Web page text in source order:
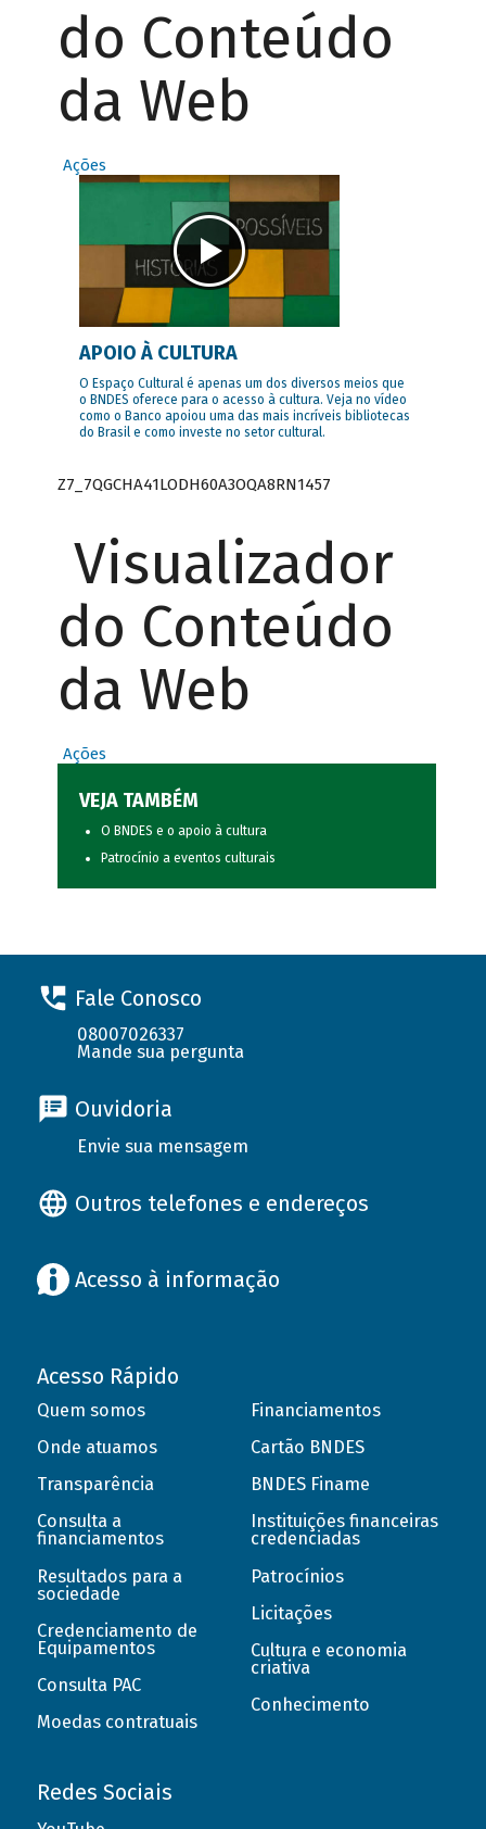
do Conteúdo
da Web
Ações
APOIO À CULTURA
O Espaço Cultural é apenas um dos diversos meios que
o BNDES oferece para o acesso à cultura. Veja no vídeo
como o Banco apoiou uma das mais incríveis bibliotecas
do Brasil e como investe no setor cultural.
Z7_7QGCHA41LODH60A3OQA8RN1457
Visualizador
do Conteúdo
da Web
Ações
VEJA TAMBÉM
O BNDES e o apoio à cultura
Patrocínio a eventos culturais
Fale Conosco
08007026337
Mande sua pergunta
Ouvidoria
Envie sua mensagem
Outros telefones e endereços
Acesso à informação
Acesso Rápido
Quem somos
Onde atuamos
Transparência
Consulta a
financiamentos
Resultados para a
sociedade
Credenciamento de
Equipamentos
Consulta PAC
Moedas contratuais
Financiamentos
Cartão BNDES
BNDES Finame
Instituições financeiras
credenciadas
Patrocínios
Licitações
Cultura e economia
criativa
Conhecimento
Redes Sociais